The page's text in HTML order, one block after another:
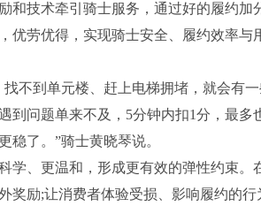
技术牵引骑士服务，通过好的履约加
优劳优得，实现骑士安全、履约效率与
到单元楼、赶上电梯拥堵，就会有
问题单来不及，5分钟内扣1分，最多
稳了。”骑士黄晓琴说。
、更温和，形成更有效的弹性约束。
励;让消费者体验受损、影响履约的行